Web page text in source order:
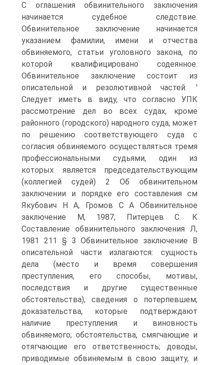
С оглашения обвинительного заключения
начинается судебное следствие.
Обвинительное заключение начинается
указанием фамилии, имени и отчества
обвиняемого, статьи уголовного закона, по
которой квалифицировано содеянное.
Обвинительное заключение состоит из
описательной и резолютивной частей. '
Следует иметь в виду, что согласно УПК
рассмотрение дел во всех судах, кроме
районного (городского) народного суда, может
по решению соответствующего суда с
согласия обвиняемого осуществляться тремя
профессиональными судьями, один из
которых является председательствующим
(коллегией судей) 2 Об обвинительном
заключении и порядке его составления см
Якубович Н А, Громов С А Обвинительное
заключение М, 1987, Питерцев С. К
Составление обвинительного заключения Л,
1981 211 § 3 Обвинительное заключение В
описательной части излагаются: сущность
дела (место и время совершения
преступления, его способы, мотивы,
последствия и другие существенные
обстоятельства); сведения о потерпевшем;
доказательства, которые подтверждают
наличие преступления и виновность
обвиняемого; обстоятельства, смягчающие и
отягчающие его ответственность; доводы,
приводимые обвиняемым в свою защиту, и